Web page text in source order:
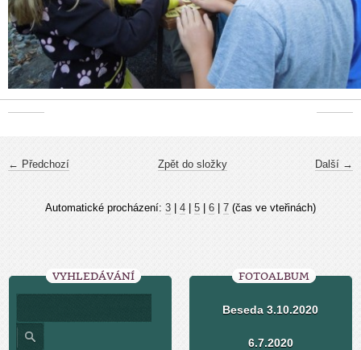
← Předchozí Další →
Zpět do složky
Automatické procházení: 3 4 5 6 7 (čas ve vteřinách)
VYHLEDÁVÁNÍ FOTOALBUM
Beseda 3.10.2020
6.7.2020